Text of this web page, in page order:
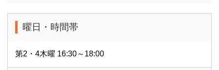
曜日・時間帯
第2・4木曜 16:30～18:00